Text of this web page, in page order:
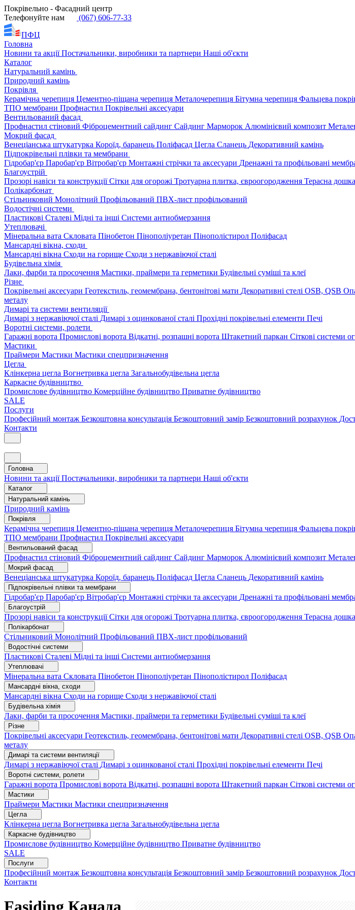
Покрівельно - Фасадний центр
Телефонуйте нам
(067) 606-77-33
ПФЦ
Головна
Новини та акціїПостачальники, виробники та партнери Наші об'єкти
Каталог
Натуральний камінь
Природний камінь
Покрівля
Керамічна черепиця Цементно-піщана черепиця Металочерепиця Бітумна черепиця Фальцева
ТПО мембрани Профнастил Покрівельні аксесуари
Вентильований фасад
Профнастил стіновий Фіброцементний сайдинг Сайдинг Марморок Алюмінієвий композит
Мокрий фасад
Венеціанська штукатурка Короїд, баранець Поліфасад Цегла Сланець Декоративний камінь
Підпокрівельні плівки та мембрани
Гідробар'єр Паробар'єр Вітробар'єр Монтажні стрічки та аксесуари Дренажні та профільовані
Благоустрій
Прозорі навіси та конструкціїСітки для огорожі Тротуарна плитка, євроогородження Терасна
Полікарбонат
Стільниковий Монолітний Профільований ПВХ-лист профільований
Водостічні системи
Пластикові Сталеві Мідні та інші Системи антиобмерзання
Утеплювачі
Мінеральна вата Скловата Пінобетон Пінополіуретан Пінополістирол Поліфасад
Мансардні вікна, сходи
Мансардні вікна Сходи на горище Сходи з нержавіючої сталі
Будівельна хімія
Лаки, фарби та просочення Мастики, праймери та герметики Будівельні суміші та клеї
Різне
Покрівельні аксесуари Геотекстиль, геомембрана, бентонітові мати Декоративні стелі OSB, QSB
металу
Димарі та системи вентиляції
Димарі з нержавіючої сталі Димарі з оцинкованої сталі Прохідні покрівельні елементи Печі
Воротні системи, ролети
Гаражні ворота Промислові ворота Відкатні, розпашні ворота Штакетний паркан Сіткові системи
Мастики
Праймери Мастики Мастики спецпризначення
Цегла
Клінкерна цегла Вогнетривка цегла Загальнобудівельна цегла
Каркасне будівництво
Промислове будівництво Комерційне будівництво Приватне будівництво
SALE
Послуги
Професійний монтаж Безкоштовна консультація Безкоштовний замір Безкоштовний розрахунок
Контакти
Головна
Новини та акціїПостачальники, виробники та партнери Наші об'єкти
Каталог
Натуральний камінь
Природний камінь
Покрівля
Керамічна черепиця Цементно-піщана черепиця Металочерепиця Бітумна черепиця Фальцева
ТПО мембрани Профнастил Покрівельні аксесуари
Вентильований фасад
Профнастил стіновий Фіброцементний сайдинг Сайдинг Марморок Алюмінієвий композит
Мокрий фасад
Венеціанська штукатурка Короїд, баранець Поліфасад Цегла Сланець Декоративний камінь
Підпокрівельні плівки та мембрани
Гідробар'єр Паробар'єр Вітробар'єр Монтажні стрічки та аксесуари Дренажні та профільовані
Благоустрій
Прозорі навіси та конструкціїСітки для огорожі Тротуарна плитка, євроогородження Терасна
Полікарбонат
Стільниковий Монолітний Профільований ПВХ-лист профільований
Водостічні системи
Пластикові Сталеві Мідні та інші Системи антиобмерзання
Утеплювачі
Мінеральна вата Скловата Пінобетон Пінополіуретан Пінополістирол Поліфасад
Мансардні вікна, сходи
Мансардні вікна Сходи на горище Сходи з нержавіючої сталі
Будівельна хімія
Лаки, фарби та просочення Мастики, праймери та герметики Будівельні суміші та клеї
Різне
Покрівельні аксесуари Геотекстиль, геомембрана, бентонітові мати Декоративні стелі OSB, QSB
металу
Димарі та системи вентиляції
Димарі з нержавіючої сталі Димарі з оцинкованої сталі Прохідні покрівельні елементи Печі
Воротні системи, ролети
Гаражні ворота Промислові ворота Відкатні, розпашні ворота Штакетний паркан Сіткові системи
Мастики
Праймери Мастики Мастики спецпризначення
Цегла
Клінкерна цегла Вогнетривка цегла Загальнобудівельна цегла
Каркасне будівництво
Промислове будівництво Комерційне будівництво Приватне будівництво
SALE
Послуги
Професійний монтаж Безкоштовна консультація Безкоштовний замір Безкоштовний розрахунок
Контакти